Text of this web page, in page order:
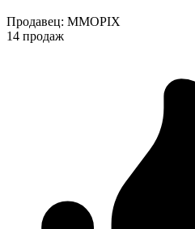
Продавец: MMOPIX
14 продаж